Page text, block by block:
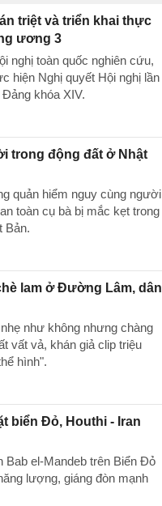
triệt và triển khai thực
ương 3
nghị toàn quốc nghiên cứu,
hiện Nghị quyết Hội nghị lần
khóa XIV.
trong động đất ở Nhật
quản hiểm nguy cùng người
toàn cụ bà bị mắc kẹt trong
Bản.
lam ở Đường Lâm, dân
như không nhưng chàng
vất vả, khán giả clip triệu
hình".
biển Đỏ, Houthi - Iran
Bab el-Mandeb trên Biển Đỏ
lượng, giáng đòn mạnh